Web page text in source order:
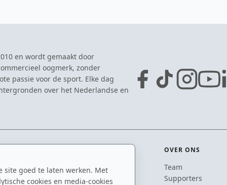
site goed te laten werken. Met
cookies en media-cookies
en wordt gemaakt door
oogmerk, zonder
passie voor de sport. Elke dag
over het Nederlandse en
Eredivisie
NK Badminton
OVER ONS
Team
Supporters